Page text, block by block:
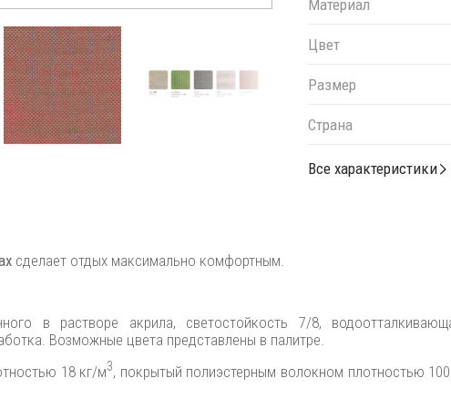
Материал
Цвет
Размер
Страна
Все характеристики
сделает отдых максимально комфортным.
в растворе акрила, светостойкость 7/8,
Возможные цвета представлены в палитре.
18 кг/м3, покрытый полиэстерным волокном плотностью